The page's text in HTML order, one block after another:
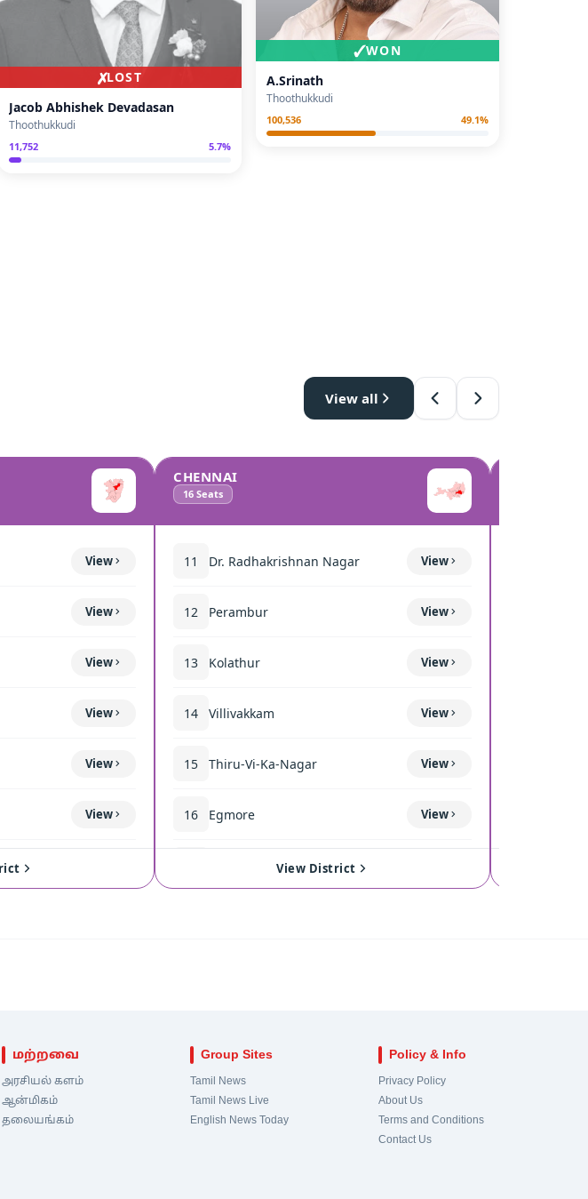
✗LOST
Jacob Abhishek Devadasan
Thoothukkudi
11,752 5.7%
✓WON
A.Srinath
Thoothukkudi
100,536 49.1%
View all
View
View
View
View
View
View
CHENNAI
16 Seats
11 Dr. Radhakrishnan Nagar View
12 Perambur View
13 Kolathur View
14 Villivakkam View
15 Thiru-Vi-Ka-Nagar View
16 Egmore View
Royapuram
21
22 Virugampakkam View
View District
மற்றவை
அரசியல் களம்
ஆன்மிகம்
தலையங்கம்
Group Sites
Tamil News
Tamil News Live
English News Today
Policy & Info
Privacy Policy
About Us
Terms and Conditions
Contact Us